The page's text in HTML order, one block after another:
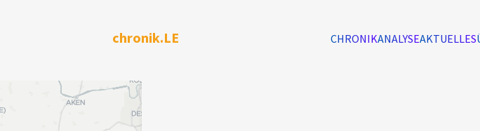
chronik.LE CHRONIKANALYSEAKTUELLES